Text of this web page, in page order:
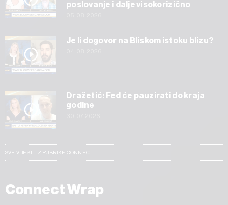
poslovanje i dalje visokorizično
Je li dogovor na Bliskom istoku blizu?
Dražetić: Fed će pauzirati do kraja
godine
SVE VIJESTI IZ RUBRIKE CONNECT
Connect Wrap